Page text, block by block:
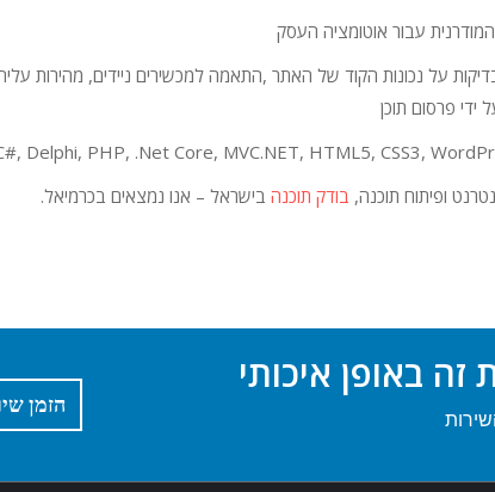
המודרנית עבור אוטומציה העסק
על נכונות הקוד של האתר ,התאמה למכשירים ניידים, מהירות
ידי פרסום תוכן
Delphi, PHP, .Net Core, MVC.NET, HTML5, CSS3,
ופיתוח תוכנה, בודק תוכנה בישראל – אנו נמצאים בכרמיאל.
הזמן
באופן איכותי